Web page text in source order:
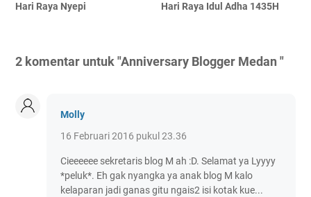
Hari Raya Nyepi Hari Raya Idul Adha 1435H
2 komentar untuk "Anniversary Blogger Medan "
Molly
16 Februari 2016 pukul 23.36
Cieeeeee sekretaris blog M ah :D. Selamat ya Lyyyy
*peluk*. Eh gak nyangka ya anak blog M kalo
kelaparan jadi ganas gitu ngais2 isi kotak kue...